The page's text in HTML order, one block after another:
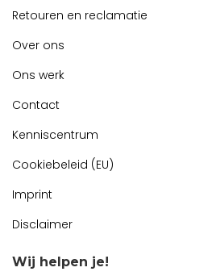
Retouren en reclamatie
Over ons
Ons werk
Contact
Kenniscentrum
Cookiebeleid (EU)
Imprint
Disclaimer
Wij helpen je!